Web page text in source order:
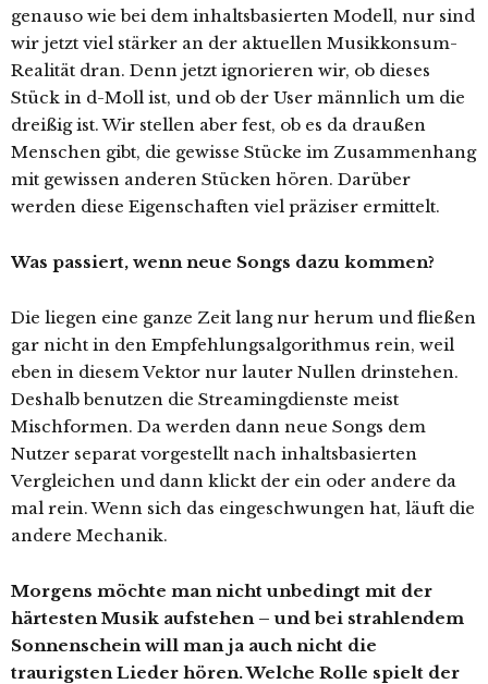
genauso wie bei dem inhaltsbasierten Modell, nur sind
wir jetzt viel stärker an der aktuellen Musikkonsum-
Realität dran. Denn jetzt ignorieren wir, ob dieses
Stück in d-Moll ist, und ob der User männlich um die
dreißig ist. Wir stellen aber fest, ob es da draußen
Menschen gibt, die gewisse Stücke im Zusammenhang
mit gewissen anderen Stücken hören. Darüber
werden diese Eigenschaften viel präziser ermittelt.
Was passiert, wenn neue Songs dazu kommen?
Die liegen eine ganze Zeit lang nur herum und fließen
gar nicht in den Empfehlungsalgorithmus rein, weil
eben in diesem Vektor nur lauter Nullen drinstehen.
Deshalb benutzen die Streamingdienste meist
Mischformen. Da werden dann neue Songs dem
Nutzer separat vorgestellt nach inhaltsbasierten
Vergleichen und dann klickt der ein oder andere da
mal rein. Wenn sich das eingeschwungen hat, läuft die
andere Mechanik.
Morgens möchte man nicht unbedingt mit der
härtesten Musik aufstehen – und bei strahlendem
Sonnenschein will man ja auch nicht die
traurigsten Lieder hören. Welche Rolle spielt der